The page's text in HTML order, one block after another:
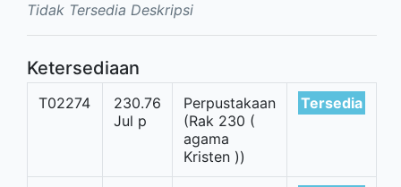
Tidak Tersedia Deskripsi
Ketersediaan
T02274
230.76
Jul p
Perpustakaan
(Rak 230 (
agama
Kristen ))
Tersedia